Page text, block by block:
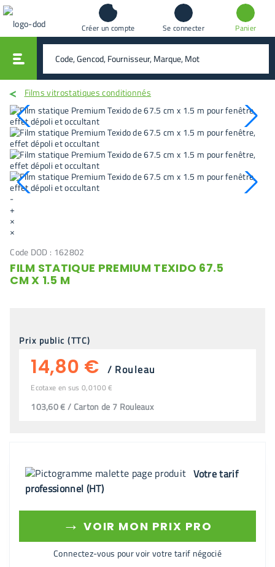
Créer un compte Se connecter Panier
rechercher
Films vitrostatiques conditionnés
-
+
×
×
Code DOD : 162802
FILM STATIQUE PREMIUM TEXIDO 67.5
CM X 1.5 M
Prix public (TTC)
14,80 € / Rouleau
Ecotaxe en sus 0,0100 €
103,60 € / Carton de 7 Rouleaux
Votre tarif
professionnel (HT)
→ VOIR MON PRIX PRO
Connectez-vous pour voir votre tarif négocié